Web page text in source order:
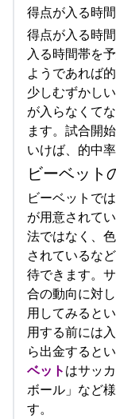
得点が入る時
得点が入る時
入る時間帯を
ようであれば
少しむずかし
が入らなくて
ます。試合開
いけば、的中
ビーベット
ビーベットで
が用意されて
法ではなく、
されているな
待できます。
合の動向に対
用してみると
用する前には
ら出金すると
ベットはサッ
ボール」など
す。